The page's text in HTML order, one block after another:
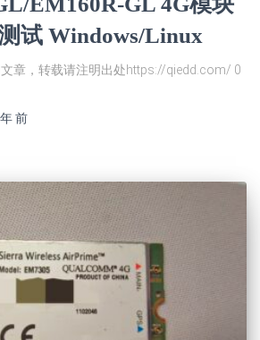
试 Windows/Linux
章，转载请注明出处https://qiedd.com/ 0
前